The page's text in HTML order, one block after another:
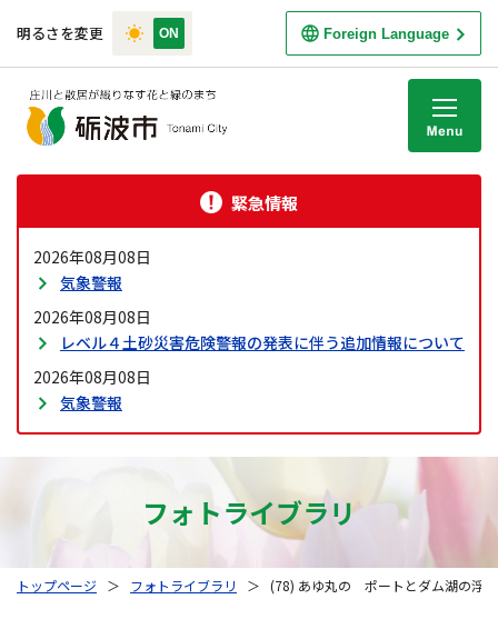
明るさを変更 Foreign Language
緊急情報
2026年08月08日
気象警報
2026年08月08日
レベル４土砂災害危険警報の発表に伴う追加情報について
2026年08月08日
気象警報
フォトライブラリ
トップページ ＞ フォトライブラリ ＞ (78) あゆ丸の ポートとダム湖の浮